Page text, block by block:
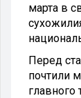
марта в
Перед
почтили
главного